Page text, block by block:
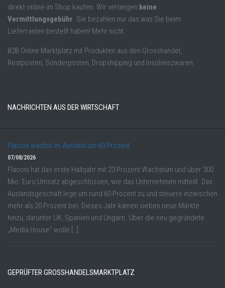
direkt online im Shop kaufen. Wir verlangen keine
Vermittlungsgebühr. Sie bezahlen nur das was Sie beim
Lieferranten bestellt haben! Mehr nicht.
B2B Online Marktplatz mit Produkten aus den Grosshandel,
Restposten, Sonderposten, Dropshipping und Insolvenzwaren.
NACHRICHTEN AUS DER WIRTSCHAFT
Flaconi wächst im Ausland um 60 Prozent
07/08/2026
Flaconi hat das erste Halbjahr mit 23 Prozent Wachstum und über 300
Mio. Euro Umsatz abgeschlossen, wie das Unternehmen mitteilt. Das
Auslandsgeschäft lege um rund 60 Prozent zu und steuere inzwischen
mehr als 20 Prozent bei. Dieses Jahr kämen sieben neue Märkte
hinzu, darunter UK, Spanien und Ungarn. Über die neu gegründete
„Media House“ wolle […]
GEPRÜFTER GROSSHANDELSMARKTPLATZ